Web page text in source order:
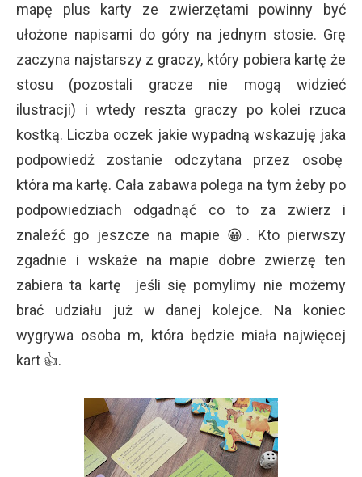
mapę plus karty ze zwierzętami powinny być
ułożone napisami do góry na jednym stosie. Grę
zaczyna najstarszy z graczy, który pobiera kartę że
stosu (pozostali gracze nie mogą widzieć
ilustracji) i wtedy reszta graczy po kolei rzuca
kostką. Liczba oczek jakie wypadną wskazuję jaka
podpowiedź zostanie odczytana przez osobę
która ma kartę. Cała zabawa polega na tym żeby po
podpowiedziach odgadnąć co to za zwierz i
znaleźć go jeszcze na mapie 😀. Kto pierwszy
zgadnie i wskaże na mapie dobre zwierzę ten
zabiera ta kartę jeśli się pomylimy nie możemy
brać udziału już w danej kolejce. Na koniec
wygrywa osoba m, która będzie miała najwięcej
kart 👍.